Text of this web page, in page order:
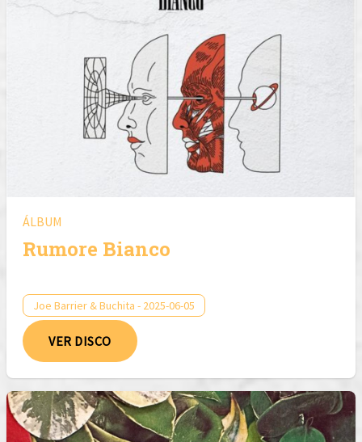
ÁLBUM
Rumore Bianco
Joe Barrier & Buchita - 2025-06-05
VER DISCO